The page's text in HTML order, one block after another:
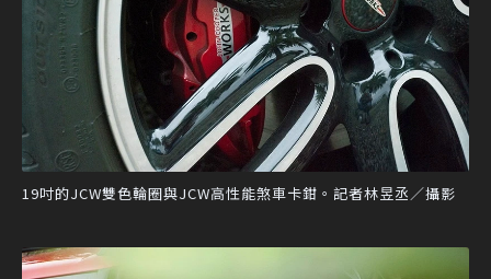
19吋的JCW雙色輪圈與JCW高性能煞車卡鉗。記者林昱丞／攝影